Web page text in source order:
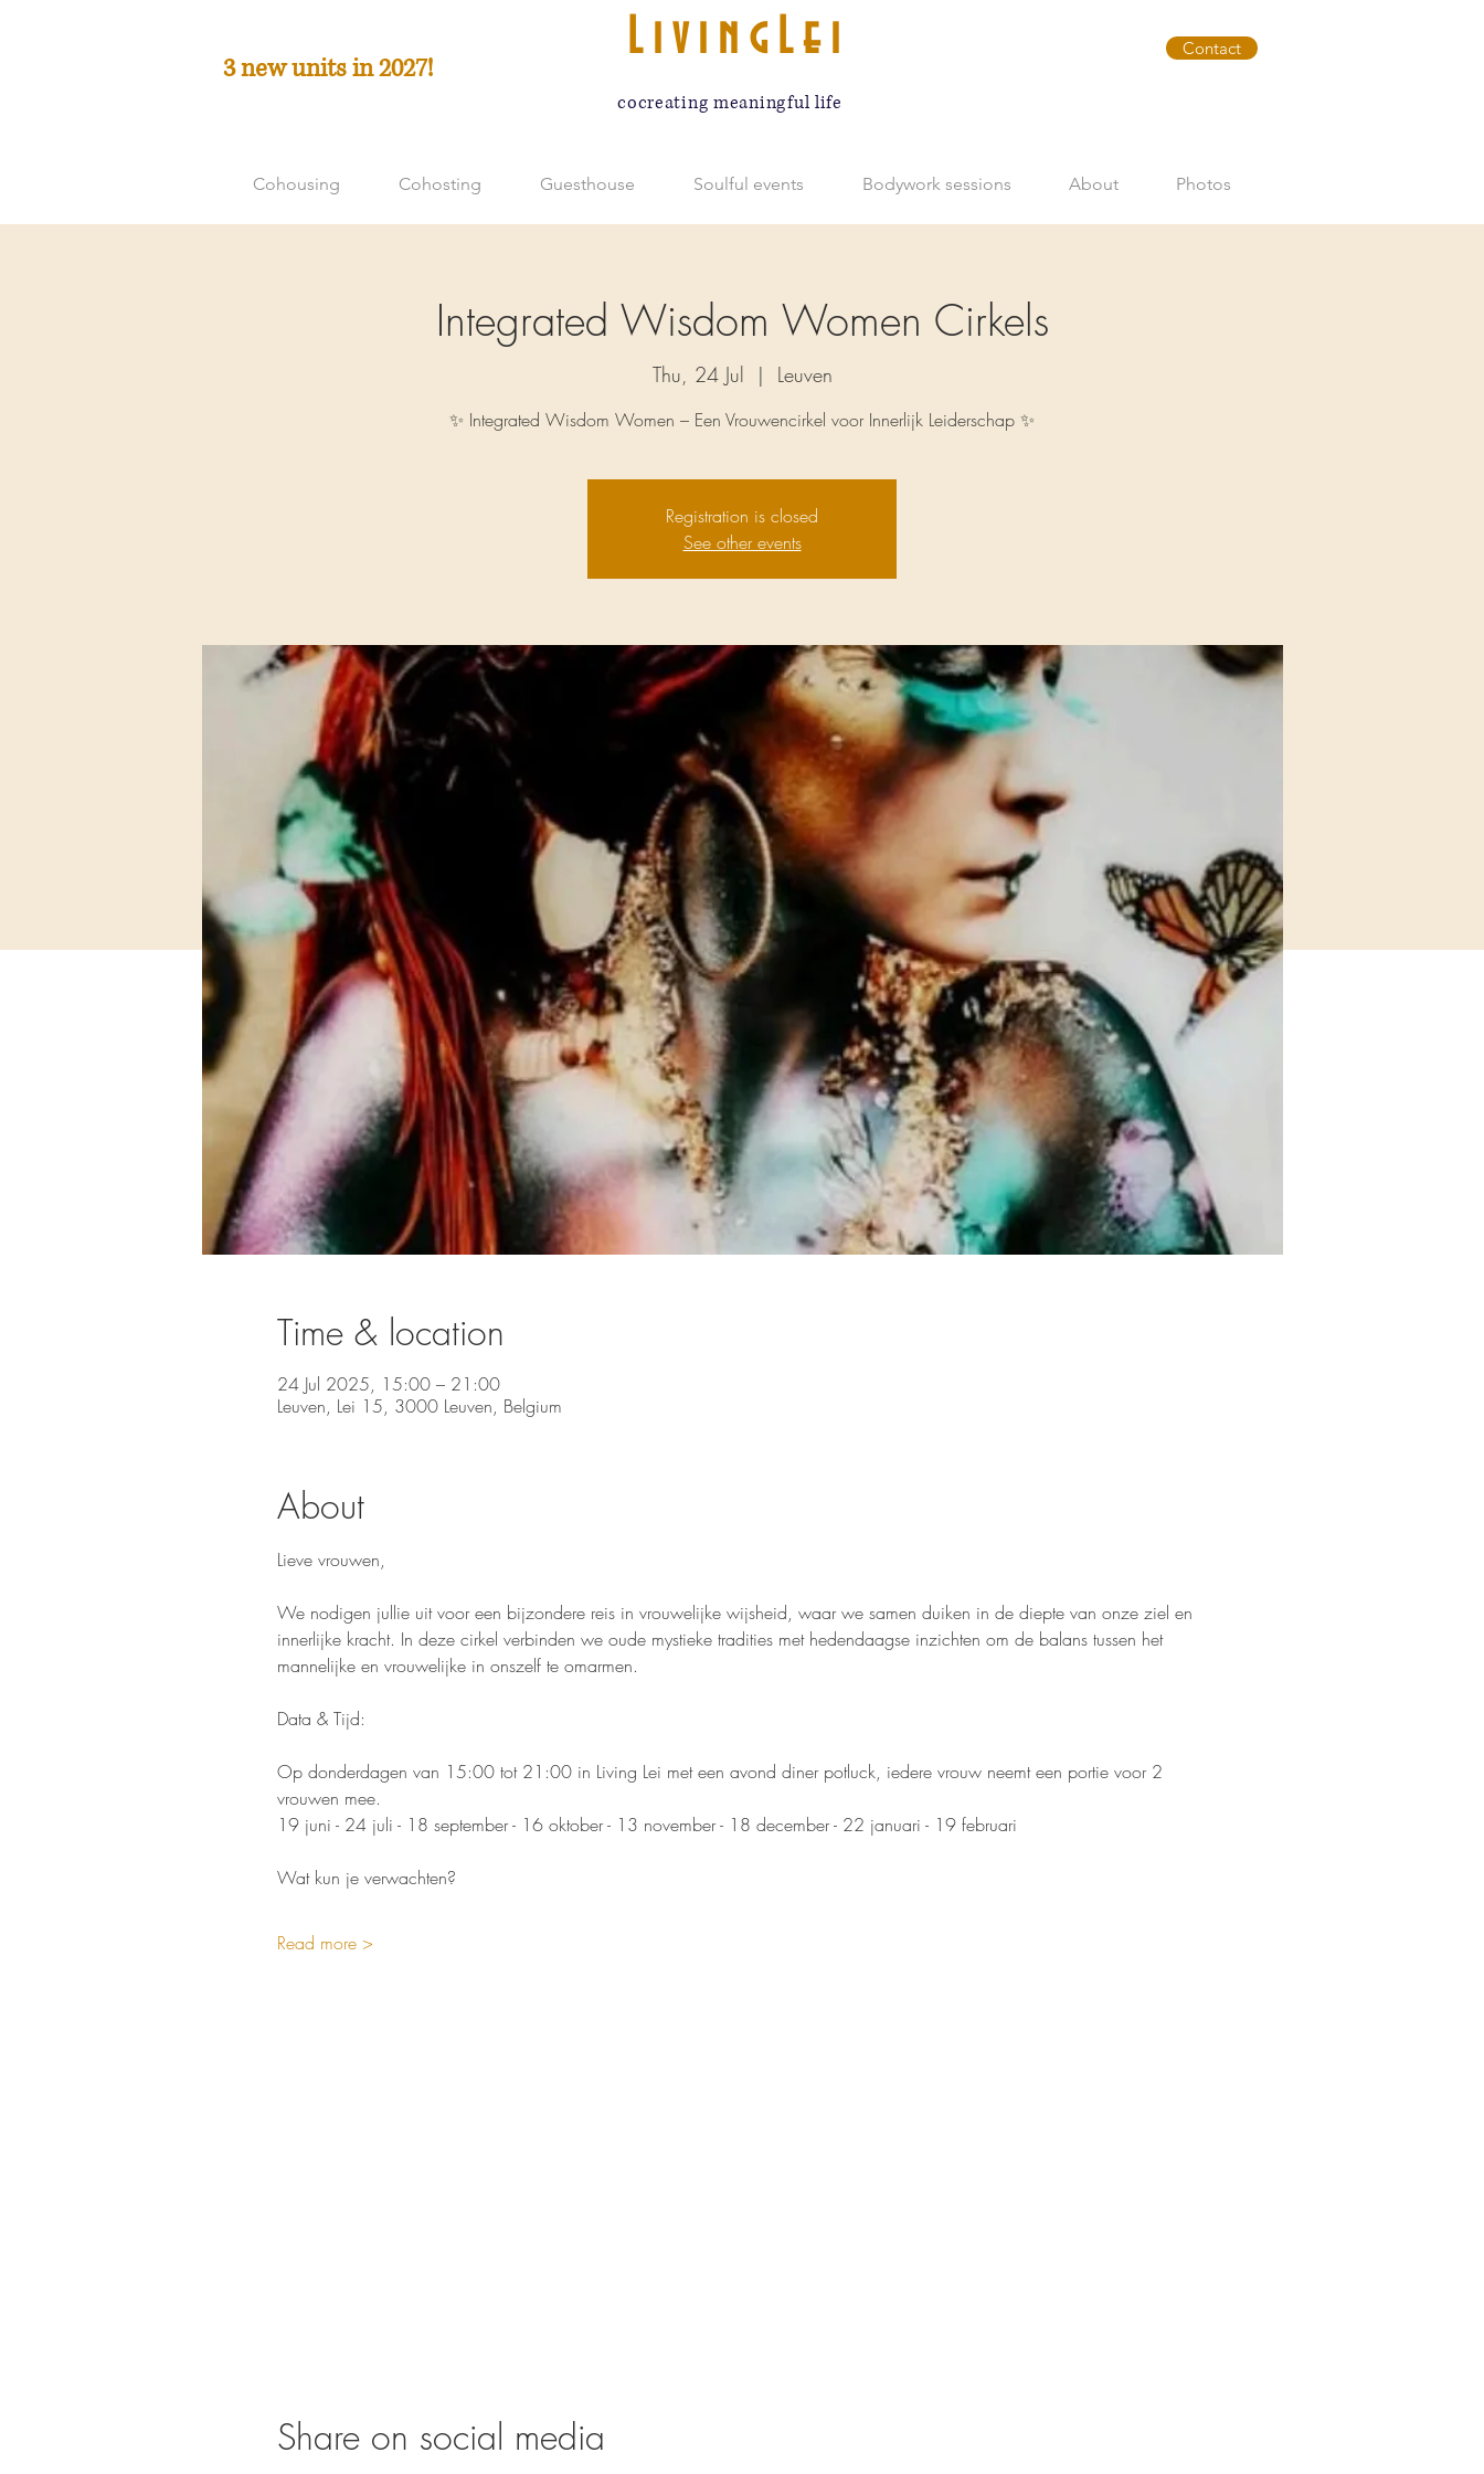
3 new units in 2027!
LivingLei
cocreating meaningful life
Contact
Cohousing Cohosting Guesthouse Soulful events Bodywork sessions About Photos
Integrated Wisdom Women Cirkels
Thu, 24 Jul
  |
Leuven
✨ Integrated Wisdom Women – Een Vrouwencirkel voor Innerlijk Leiderschap ✨
Registration is closed
See other events
Time & location
24 Jul 2025, 15:00 – 21:00
Leuven, Lei 15, 3000 Leuven, Belgium
About
Lieve vrouwen,
We nodigen jullie uit voor een bijzondere reis in vrouwelijke wijsheid, waar we samen duiken in de diepte van onze ziel en
innerlijke kracht. In deze cirkel verbinden we oude mystieke tradities met hedendaagse inzichten om de balans tussen het
mannelijke en vrouwelijke in onszelf te omarmen.
Data & Tijd:
Op donderdagen van 15:00 tot 21:00 in Living Lei met een avond diner potluck, iedere vrouw neemt een portie voor 2
vrouwen mee.
19 juni - 24 juli - 18 september - 16 oktober - 13 november - 18 december - 22 januari - 19 februari
Wat kun je verwachten?
Read more >
Share on social media